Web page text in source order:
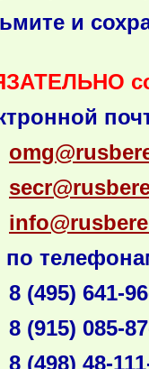
и
по
8 (495) 641-
8 (915) 085-
8 (498) 48-